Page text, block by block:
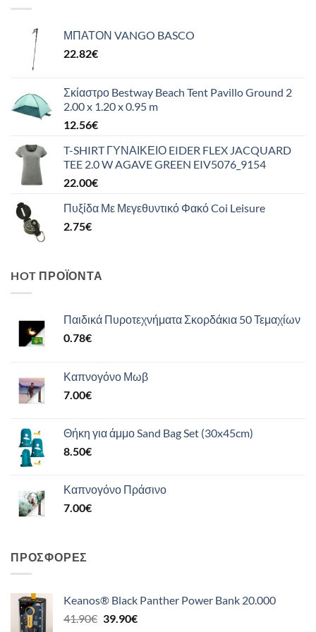
ΜΠΑΤΟΝ VANGO BASCO
22.82€
Σκίαστρο Bestway Beach Tent Pavillo Ground 2
2.00 x 1.20 x 0.95 m
12.56€
T-SHIRT ΓΥΝΑΙΚΕΙΟ EIDER FLEX JACQUARD
TEE 2.0 W AGAVE GREEN EIV5076_9154
22.00€
Πυξίδα Με Μεγεθυντικό Φακό Coi Leisure
2.75€
HOT ΠΡΟΪΌΝΤΑ
Παιδικά Πυροτεχνήματα Σκορδάκια 50 Τεμαχίων
0.78€
Καπνογόνο Μωβ
7.00€
Θήκη για άμμο Sand Bag Set (30x45cm)
8.50€
Καπνογόνο Πράσινο
7.00€
ΠΡΟΣΦΟΡΈΣ
Keanos® Black Panther Power Bank 20.000
41.90€ Original
39.90€Η